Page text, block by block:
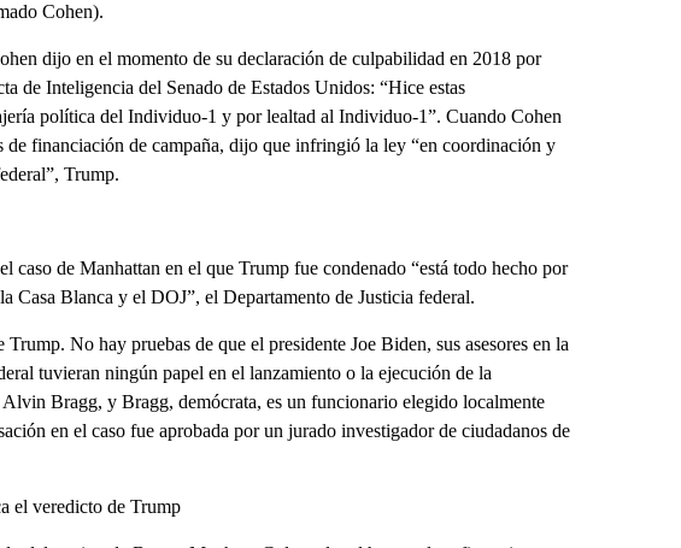
Cohen).
dijo en el momento de su declaración de culpabilidad en 2018 por
de Inteligencia del Senado de Estados Unidos: “Hice estas
política del Individuo-1 y por lealtad al Individuo-1”. Cuando Cohen
de financiación de campaña, dijo que infringió la ley “en coordinación y
Trump.
caso de Manhattan en el que Trump fue condenado “está todo hecho por
Casa Blanca y el DOJ”, el Departamento de Justicia federal.
No hay pruebas de que el presidente Joe Biden, sus asesores en la
tuvieran ningún papel en el lanzamiento o la ejecución de la
Bragg, y Bragg, demócrata, es un funcionario elegido localmente
en el caso fue aprobada por un jurado investigador de ciudadanos de
el veredicto de Trump